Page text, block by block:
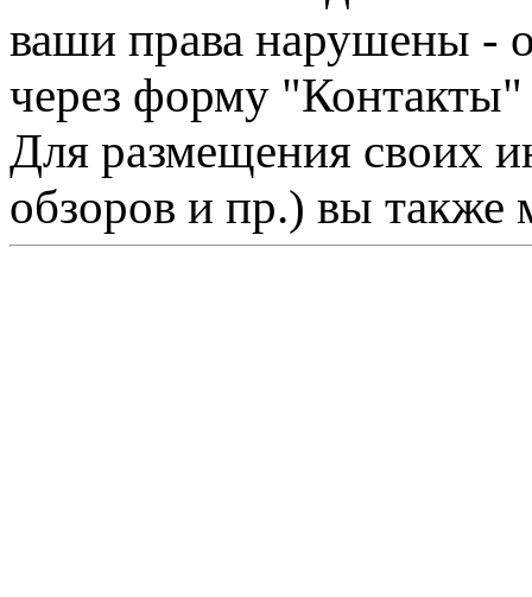
ваши права нарушены -
через форму "Контакты"
Для размещения своих
обзоров и пр.) вы также